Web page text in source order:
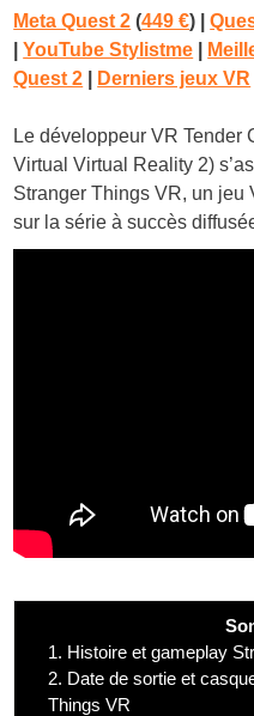
Meta Quest 2 (449 €) |
YouTube Stylistme
Quest 2
Derniers jeux VR
Le développeur VR Tender
Virtual Virtual Reality 2)
Stranger Things VR, un
sur la série à succès
1. Histoire et gameplay
2. Date de sortie et
Things VR